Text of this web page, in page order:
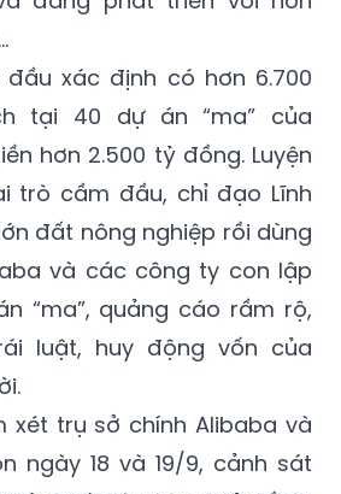
xác định có hơn 6.700
tại 40 dự án “ma” của
hơn 2.500 tỷ đồng. Luyện
trò cầm đầu, chỉ đạo Lĩnh
đất nông nghiệp rồi dùng
và các công ty con lập
“ma”, quảng cáo rầm rộ,
luật, huy động vốn của
xét trụ sở chính Alibaba và
ngày 18 và 19/9, cảnh sát
tài liệu, hơn 9 tỷ đồng,
kim loại màu vàng, 20 thỏi